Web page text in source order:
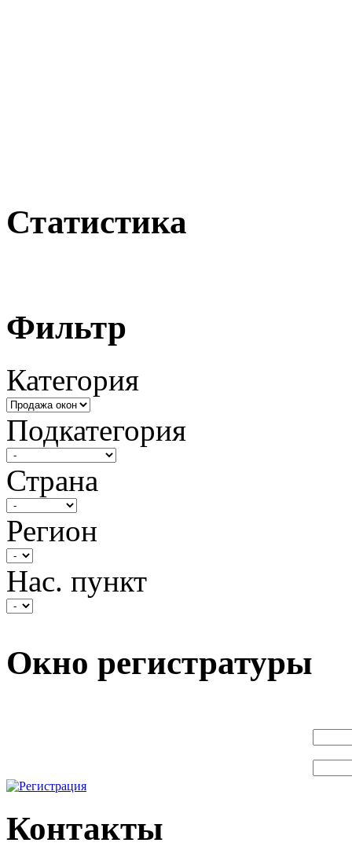
Статистика
Фильтр
Категория
Подкатегория
Страна
Регион
Нас. пункт
Окно регистратуры
Контакты